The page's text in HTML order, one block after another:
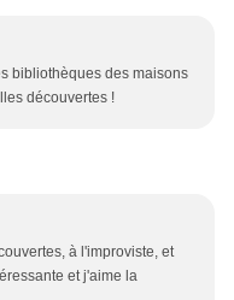
bibliothèques des maisons
découvertes !
à l'improviste, et
et j'aime la